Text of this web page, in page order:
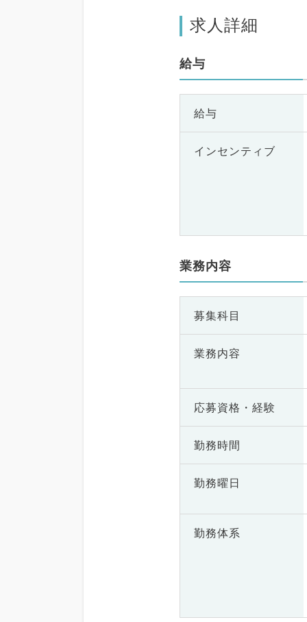
求人詳細
給与
給与
インセンティブ
業務内容
募集科目
業務内容
応募資格・ 経験
勤務時間
勤務曜日
勤務体系